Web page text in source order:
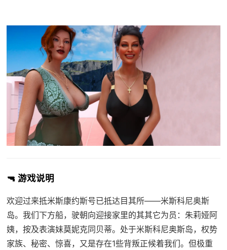
🔫 游戏说明
欢迎过来抵米斯康约斯号已抵达目其所——米斯科尼奥斯
岛。我们下方船，驶朝向迎接家里的其其它为员：朱莉娅阿
姨，按及表演妹莫妮克同贝蒂。处于米斯科尼奥斯岛，权势
家族、秘密、惊喜，又是存在1些背叛正候着我们。但极重